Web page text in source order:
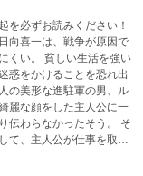
を必ずお読みください！
向喜一は、戦争が原因で
くい。 貧しい生活を強い
惑をかけることを恐れ出
の美形な進駐軍の男、ル
麗な顔をした主人公に一
伝わらなかったそう。 そ
て、主人公が仕事を取れ
的に結核にし、自分を頼